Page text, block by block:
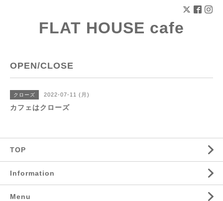
FLAT HOUSE cafe
OPEN/CLOSE
クローズ 2022-07-11 (月)
カフェはクローズ
TOP
Information
Menu